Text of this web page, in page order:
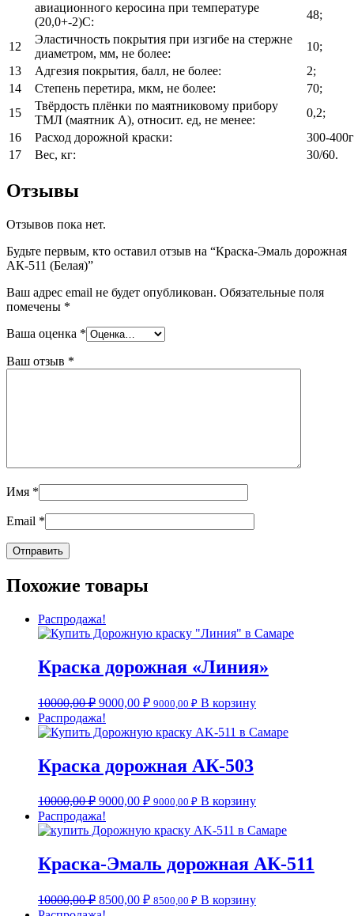
авиационного керосина при температуре
(20,0+-2)С:
48;
12
Эластичность покрытия при изгибе на стержне
диаметром, мм, не более:
10;
13
Адгезия покрытия, балл, не более:
2;
14
Степень перетира, мкм, не более:
70;
15
Твёрдость плёнки по маятниковому прибору
ТМЛ (маятник А), относит. ед, не менее:
0,2;
16
Расход дорожной краски:
300-
17
Вес, кг: 30/60.
Отзывы
Отзывов пока нет.
Будьте первым, кто оставил отзыв на “Краска-Эмаль дорожная
АК-511 (Белая)”
Ваш адрес email не будет опубликован. Обязательные поля
помечены *
Ваша оценка *
Ваш отзыв *
Имя *
Email *
Похожие товары
Распродажа!
Краска дорожная «Линия»
10000,00₽ 9000,00 ₽ 9000,00 ₽ В корзину
Распродажа!
Краска дорожная АК-503
10000,00₽ 9000,00 ₽ 9000,00 ₽ В корзину
Распродажа!
Краска-Эмаль дорожная АК-511
10000,00₽ 8500,00 ₽ 8500,00 ₽ В корзину